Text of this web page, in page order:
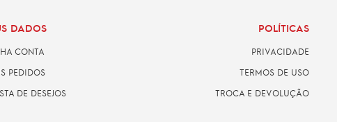
DADOS
CONTA
PEDIDOS
DE DESEJOS
POLÍTICAS
PRIVACIDADE
TERMOS DE USO
TROCA E DEVOLUÇÃO